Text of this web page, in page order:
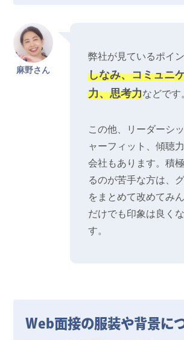
麻野さん
弊社が見ているポイ
しなみ、コミュニ
力、思考力などです
この他、リーダーシ
ャーフィット、傾聴
会社もあります。積
るのが苦手な方は、
をまとめて改めてみ
だけでも印象は良く
す。
Web面接の服装や背景に